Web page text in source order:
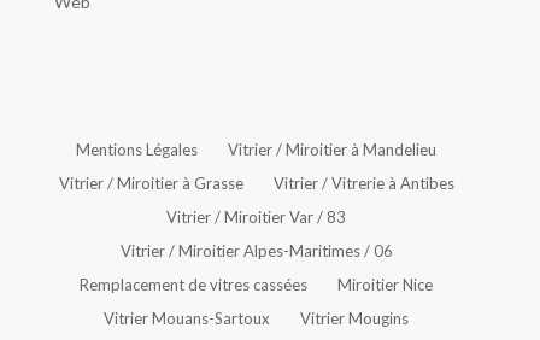
Mentions Légales
Vitrier / Miroitier à Mandelieu
Vitrier / Miroitier à Grasse
Vitrier / Vitrerie à Antibes
Vitrier / Miroitier Var / 83
Vitrier / Miroitier Alpes-Maritimes / 06
Remplacement de vitres cassées
Miroitier Nice
Vitrier Mouans-Sartoux
Vitrier Mougins